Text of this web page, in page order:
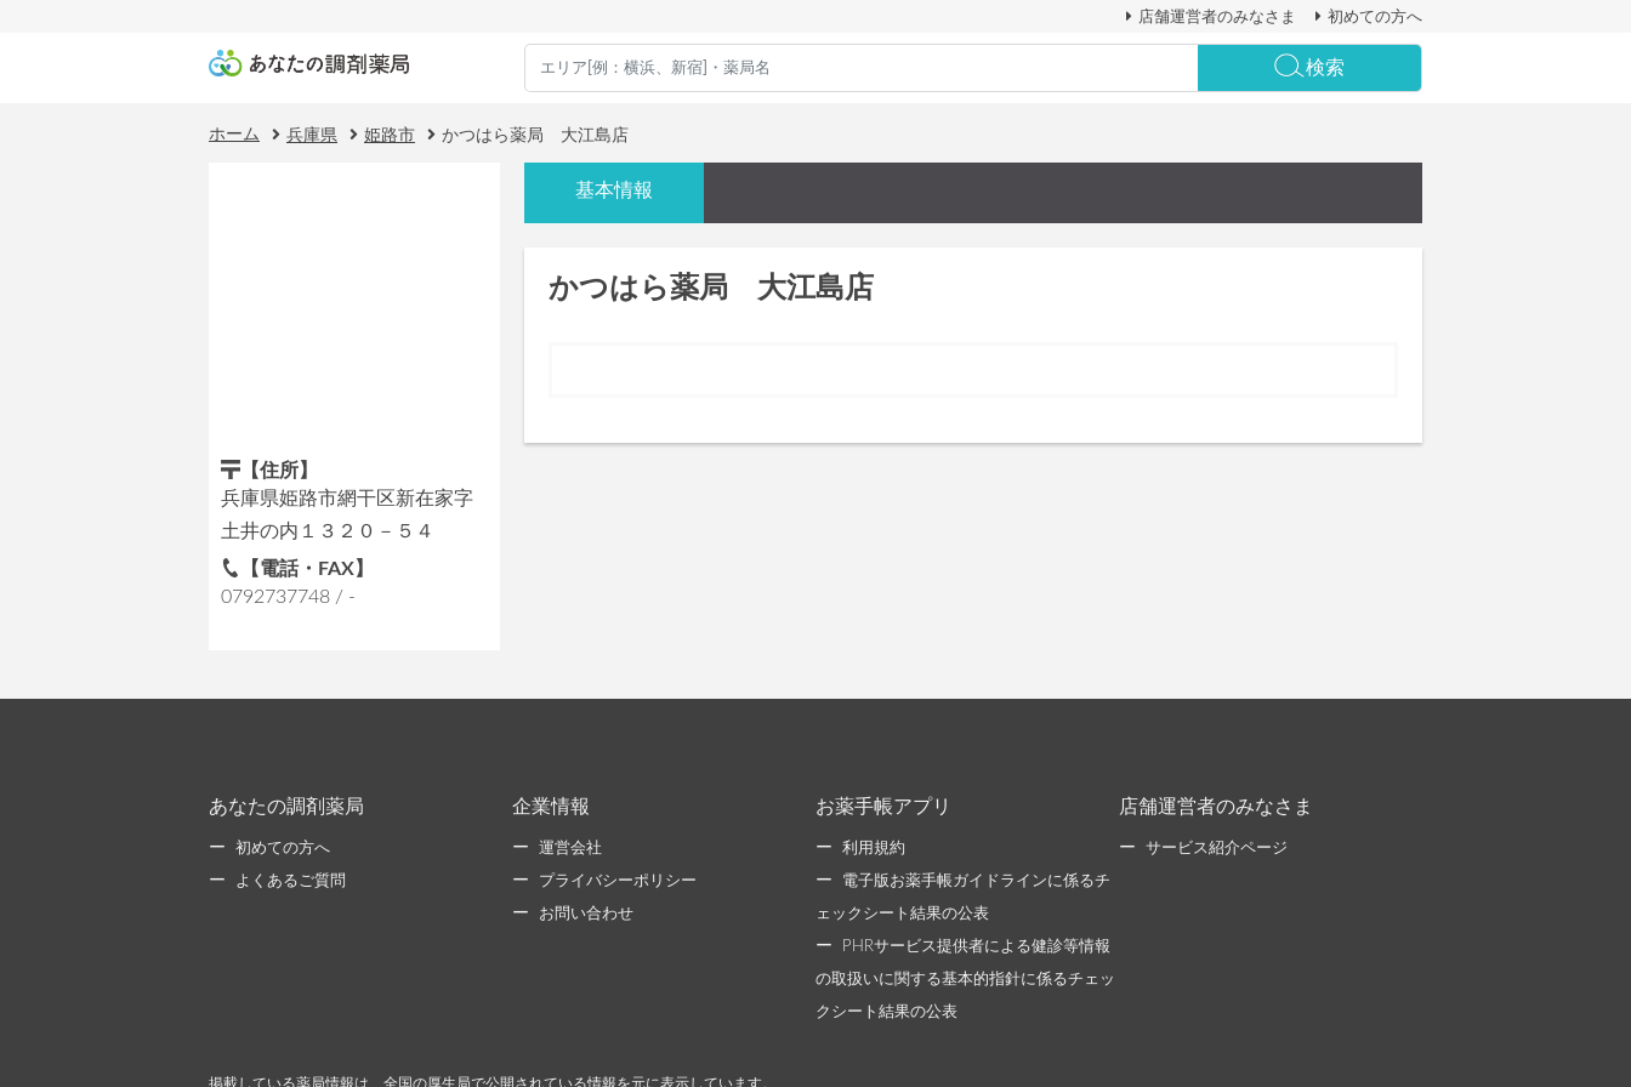
店舗運営者のみなさま 初めての方へ
検索
ホーム 兵庫県 姫路市 かつはら薬局 大江島店
【住所】
兵庫県姫路市網干区新在家字
土井の内１３２０－５４
【電話・FAX】
0792737748 / -
基本情報
かつはら薬局 大江島店
あなたの調剤薬局
初めての方へ
よくあるご質問
企業情報
運営会社
プライバシーポリシー
お問い合わせ
お薬手帳アプリ
利用規約
電子版お薬手帳ガイドラインに係るチ
ェックシート結果の公表
PHRサービス提供者による健診等情報
の取扱いに関する基本的指針に係るチェッ
クシート結果の公表
店舗運営者のみなさま
サービス紹介ページ
掲載している薬局情報は、全国の厚生局で公開されている情報を元に表示しています。